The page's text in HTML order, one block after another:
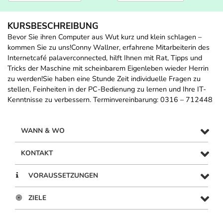
KURSBESCHREIBUNG
Bevor Sie ihren Computer aus Wut kurz und klein schlagen –
kommen Sie zu uns!Conny Wallner, erfahrene Mitarbeiterin des
Internetcafé palaverconnected, hilft Ihnen mit Rat, Tipps und
Tricks der Maschine mit scheinbarem Eigenleben wieder Herrin
zu werden!Sie haben eine Stunde Zeit individuelle Fragen zu
stellen, Feinheiten in der PC-Bedienung zu lernen und Ihre IT-
Kenntnisse zu verbessern. Terminvereinbarung: 0316 – 712448
WANN & WO
KONTAKT
VORAUSSETZUNGEN
ZIELE